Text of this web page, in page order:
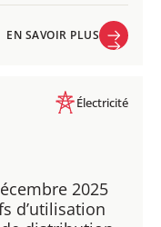
EN SAVOIR PLUS
Électricité
2025
d’utilisation